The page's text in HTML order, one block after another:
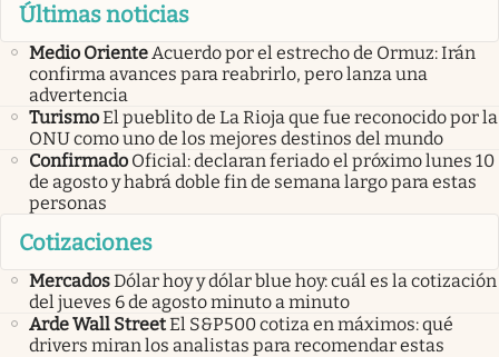
Últimas noticias
Medio OrienteAcuerdo por el estrecho de Ormuz: Irán
confirma avances para reabrirlo, pero lanza una
advertencia
TurismoEl pueblito de La Rioja que fue reconocido por la
ONU como uno de los mejores destinos del mundo
Confirmado Oficial: declaran feriado el próximo lunes 10
de agosto y habrá doble fin de semana largo para estas
personas
Cotizaciones
MercadosDólar hoy y dólar blue hoy: cuál es la cotización
del jueves 6 de agosto minuto a minuto
Arde Wall StreetEl S&P500 cotiza en máximos: qué
drivers miran los analistas para recomendar estas